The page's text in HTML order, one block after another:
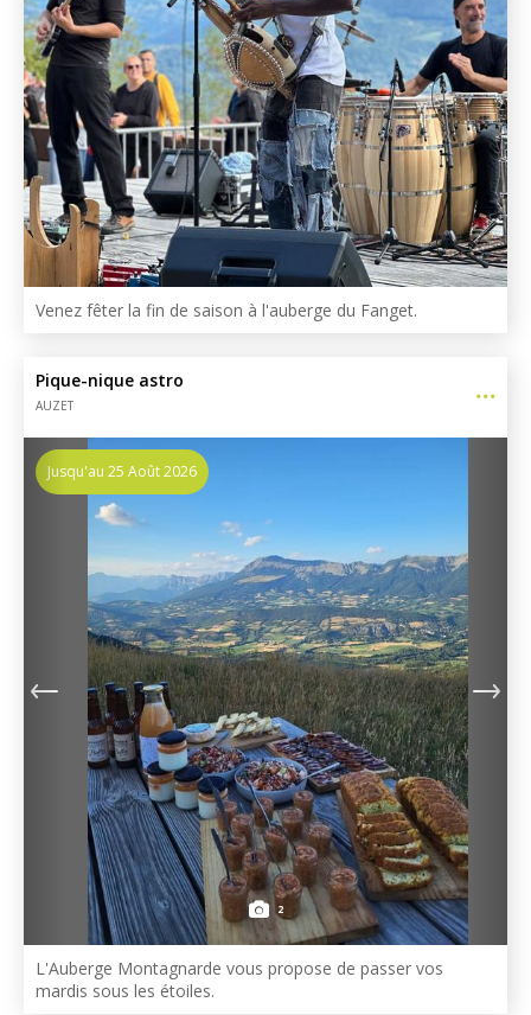
Venez fêter la fin de saison à l'auberge du Fanget.
Pique-nique astro
AUZET
Jusqu'au 25 Août 2026
2
L'Auberge Montagnarde vous propose de passer vos
mardis sous les étoiles.